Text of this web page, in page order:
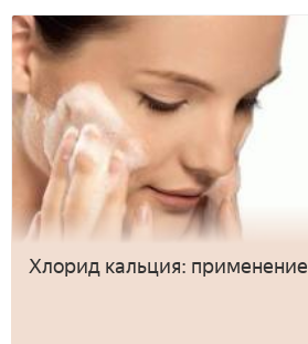
Хлорид кальция: применение